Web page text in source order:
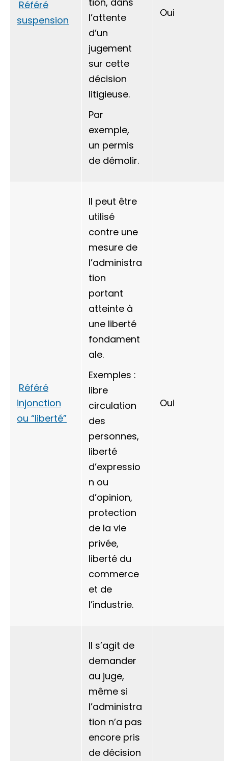
Référé
suspension
l’attente
d’un
jugement
sur cette
décision
litigieuse.
Par
exemple,
un permis
de démolir.
Oui
Référé
injonction
ou “liberté”
Il peut être
utilisé
contre une
mesure de
l’administra
tion
portant
atteinte à
une liberté
fondament
ale.
Exemples :
libre
circulation
des
personnes,
liberté
d’expressio
n ou
d’opinion,
protection
de la vie
privée,
liberté du
commerce
et de
l’industrie.
Oui
Il s’agit de
demander
au juge,
même si
l’administra
tion n’a pas
encore pris
de décision